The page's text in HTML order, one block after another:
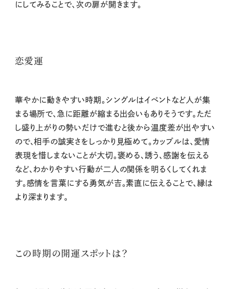
にしてみることで、次の扉が開きます。
恋愛運
華やかに動きやすい時期。シングルはイベントなど人が集
まる場所で、急に距離が縮まる出会いもありそうです。ただ
し盛り上がりの勢いだけで進むと後から温度差が出やすい
ので、相手の誠実さをしっかり見極めて。カップルは、愛情
表現を惜しまないことが大切。褒める、誘う、感謝を伝える
など、わかりやすい行動が二人の関係を明るくしてくれま
す。感情を言葉にする勇気が吉。素直に伝えることで、縁は
より深まります。
この時期の開運スポットは？